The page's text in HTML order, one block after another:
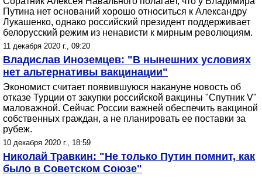
Путина нет оснований хорошо относиться к Александру
Лукашенко, однако российский президент поддерживает
белорусский режим из ненависти к мирным революциям.
11 декабря 2020 г., 09:20
Владислав Иноземцев: "В нынешних условиях
нет альтернативы вакцинации"
Экономист считает появившуюся накануне новость об
отказе Турции от закупки российской вакцины "Спутник V"
маловажной. Сейчас России важней обеспечить вакциной
собственных граждан, а не планировать ее поставки за
рубеж.
10 декабря 2020 г., 18:59
Николай Травкин: "Не только Путин помнит, как
было в Советском Союзе"